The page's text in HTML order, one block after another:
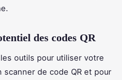
des codes QR
outils pour utiliser votre
scanner de code QR et pour